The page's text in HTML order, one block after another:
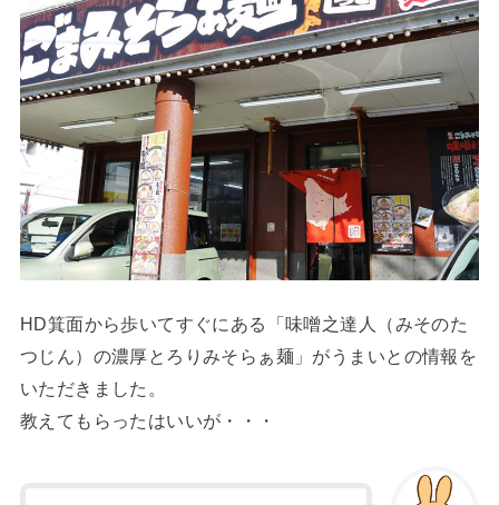
HD箕面から歩いてすぐにある「味噌之達人（みそのた
つじん）の濃厚とろりみそらぁ麺」がうまいとの情報を
いただきました。
教えてもらったはいいが・・・